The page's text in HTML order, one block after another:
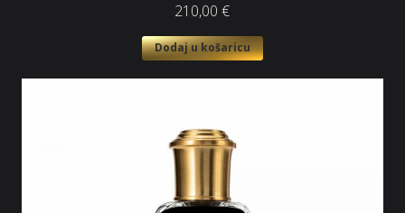
210,00 €
Dodaj u košaricu